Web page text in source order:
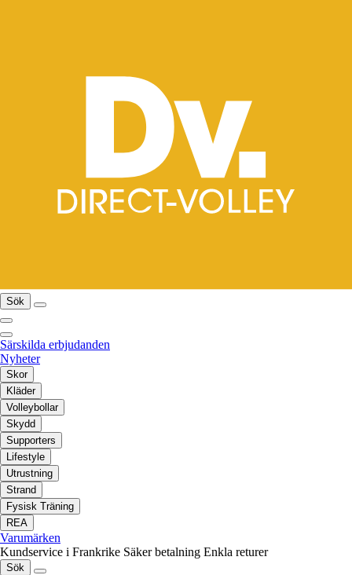
Sök
Särskilda erbjudanden
Nyheter
Skor
Kläder
Volleybollar
Skydd
Supporters
Lifestyle
Utrustning
Strand
Fysisk Träning
REA
Varumärken
Kundservice i Frankrike Säker betalning Enkla returer
Sök